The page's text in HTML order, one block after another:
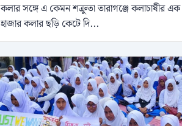
কলার সঙ্গে এ কেমন শক্রুতা তারাগঞ্জে কলাচাষীর এক
হাজার কলার ছড়ি কেটে দি...